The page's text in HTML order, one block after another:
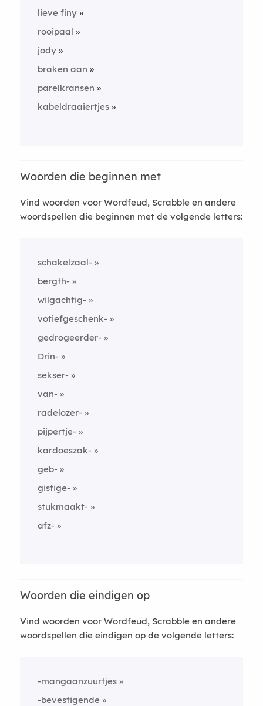
lieve finy
rooipaal
jody
braken aan
parelkransen
kabeldraaiertjes
Woorden die beginnen met
Vind woorden voor Wordfeud, Scrabble en andere
woordspellen die beginnen met de volgende letters:
schakelzaal-
bergth-
wilgachtig-
votiefgeschenk-
gedrogeerder-
Drin-
sekser-
van-
radelozer-
pijpertje-
kardoeszak-
geb-
gistige-
stukmaakt-
afz-
Woorden die eindigen op
Vind woorden voor Wordfeud, Scrabble en andere
woordspellen die eindigen op de volgende letters:
-mangaanzuurtjes
-bevestigende